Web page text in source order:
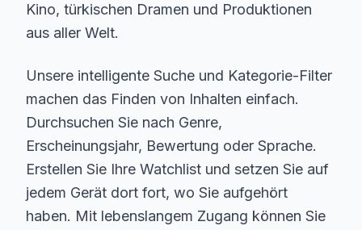
Kino, türkischen Dramen und Produktionen
aus aller Welt.
Unsere intelligente Suche und Kategorie-Filter
machen das Finden von Inhalten einfach.
Durchsuchen Sie nach Genre,
Erscheinungsjahr, Bewertung oder Sprache.
Erstellen Sie Ihre Watchlist und setzen Sie auf
jedem Gerät dort fort, wo Sie aufgehört
haben. Mit lebenslangem Zugang können Sie